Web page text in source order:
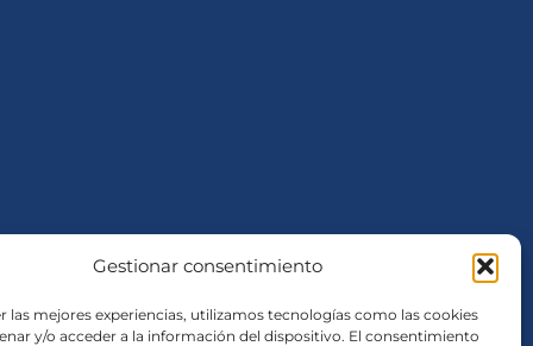
Gestionar consentimiento
las mejores experiencias, utilizamos tecnologías como las cookies
y/o acceder a la información del dispositivo. El consentimiento